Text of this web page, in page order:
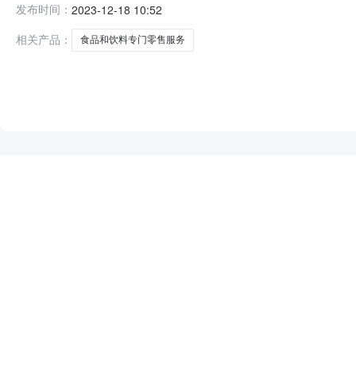
号:2131101000008845810项目联系人:宁炜明项目联系
购单位名称:益
发布时间： 2023-12-18 10:52
相关产品：
食品和饮料专门零售服务